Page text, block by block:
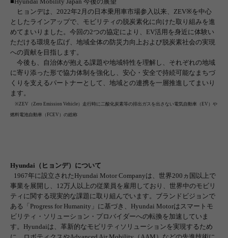
ヒョンデは、 2022年2 月の日本乗用車市場参入以来、 ZEV※を中心
としたラインアップで、モビリティの脱炭素化に向けた取り組みを進
めてまいりました。今回の2つの協定により、 EV活用を身近に体験い
ただける環境を広げ、地域全体の防災力向上および脱炭素社会の実現
への貢献を目指します。
今後も、自治体が抱える課題や地域特性を理解し、それぞれの地域
に寄り添った形で協力体制を強化し、安心・安全で持続可能なまちづ
くりを支えるパートナーとして、地域との連携を一層推進してまいり
ます。
※ZEV （Zero Emission Vehicle）走行時に⼆酸化炭素等の排出ガスを出さない電気自動車（EV ）や
燃料電池自動車（FCEV ）の総称
Hyundai （ヒョンデ）について
1967年に設立された Hyundai Motor Companyは、世界200 ヵ国以上で
事業を展開し、 12万人以上の従業員を雇用しており、世界中のモビリ
ティに関する現実的な課題に取り組んでいます。ブランドビジョンで
ある「Progress for Humanity 」に基づき、 Hyundai Motorはスマートモ
ビリティ・ソリューション・プロバイダーへの転換を加速していま
す。 Hyundaiは、革新的なモビリティソリューションを実現するため